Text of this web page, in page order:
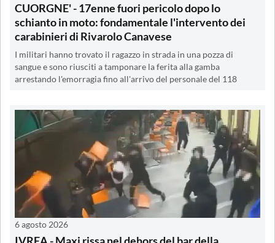
CUORGNE' - 17enne fuori pericolo dopo lo
schianto in moto: fondamentale l'intervento dei
carabinieri di Rivarolo Canavese
I militari hanno trovato il ragazzo in strada in una pozza di
sangue e sono riusciti a tamponare la ferita alla gamba
arrestando l'emorragia fino all'arrivo del personale del 118
6 agosto 2026